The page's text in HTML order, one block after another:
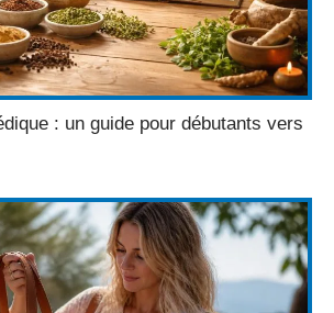
: un guide pour débutants vers